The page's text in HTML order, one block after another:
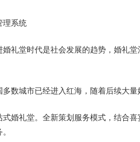
理系统
婚礼堂时代是社会发展的趋势，婚礼
多数城市已经进入红海，随着后续大
式婚礼堂。全新策划服务模式，结合